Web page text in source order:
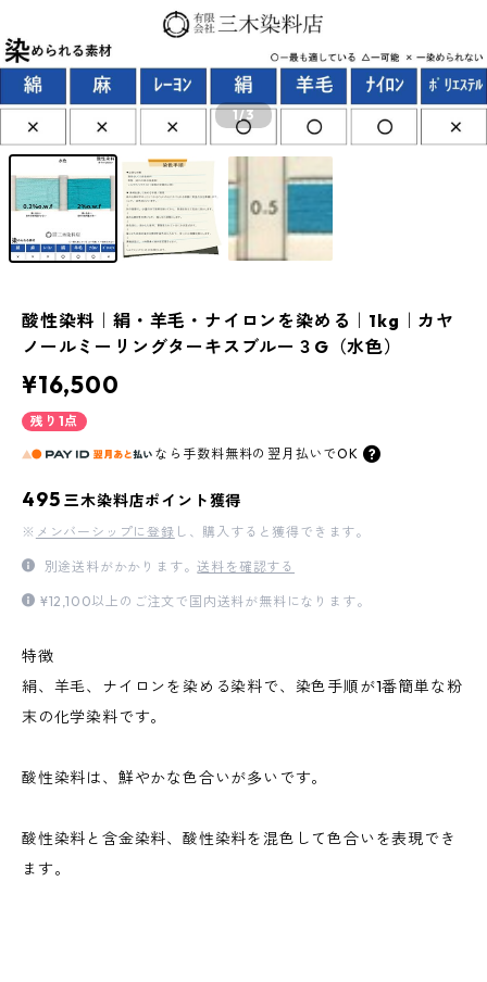
1/3
酸性染料｜絹・羊毛・ナイロンを染める｜1kg｜カヤ
ノールミーリングターキスブルー３G（水色）
¥16,500
残り1点
なら 手数料無料の 翌月払いでOK
495 三木染料店ポイント獲得
※ メンバーシップに登録 し、購入すると獲得できます。
別途送料がかかります。送料を確認する
¥12,100以上のご注文で国内送料が無料になります。
特徴
絹、羊毛、ナイロンを染める染料で、染色手順が1番簡単な粉
末の化学染料です。
酸性染料は、鮮やかな色合いが多いです。
酸性染料と含金染料、酸性染料を混色して色合いを表現でき
ます。